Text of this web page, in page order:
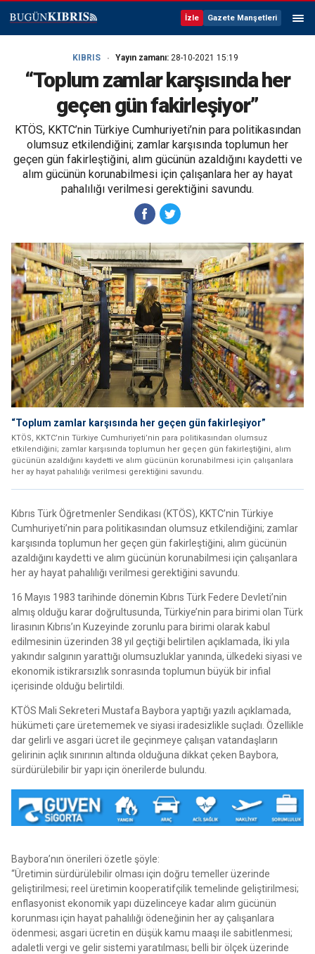
İzle Gazete Manşetleri
KIBRIS Yayın zamanı: 28-10-2021 15:19
“Toplum zamlar karşısında her
geçen gün fakirleşiyor”
KTÖS, KKTC’nin Türkiye Cumhuriyeti’nin para politikasından
olumsuz etkilendiğini; zamlar karşısında toplumun her
geçen gün fakirleştiğini, alım gücünün azaldığını kaydetti ve
alım gücünün korunabilmesi için çalışanlara her ay hayat
pahalılığı verilmesi gerektiğini savundu.
“Toplum zamlar karşısında her geçen gün fakirleşiyor”
KTÖS, KKTC’nin Türkiye Cumhuriyeti’nin para politikasından olumsuz
etkilendiğini; zamlar karşısında toplumun her geçen gün fakirleştiğini, alım
gücünün azaldığını kaydetti ve alım gücünün korunabilmesi için çalışanlara
her ay hayat pahalılığı verilmesi gerektiğini savundu.
Kıbrıs Türk Öğretmenler Sendikası (KTÖS), KKTC’nin Türkiye
Cumhuriyeti’nin para politikasından olumsuz etkilendiğini; zamlar
karşısında toplumun her geçen gün fakirleştiğini, alım gücünün
azaldığını kaydetti ve alım gücünün korunabilmesi için çalışanlara
her ay hayat pahalılığı verilmesi gerektiğini savundu.
16 Mayıs 1983 tarihinde dönemin Kıbrıs Türk Federe Devleti’nin
almış olduğu karar doğrultusunda, Türkiye’nin para birimi olan Türk
lirasının Kıbrıs’ın Kuzeyinde zorunlu para birimi olarak kabul
edilmesinin üzerinden 38 yıl geçtiği belirtilen açıklamada, İki yıla
yakındır salgının yarattığı olumsuzluklar yanında, ülkedeki siyasi ve
ekonomik istikrarsızlık sonrasında toplumun büyük bir infial
içerisinde olduğu belirtildi.
KTÖS Mali Sekreteri Mustafa Baybora yaptığı yazılı açıklamada,
hükümeti çare üretememek ve siyasi iradesizlikle suçladı. Özellikle
dar gelirli ve asgari ücret ile geçinmeye çalışan vatandaşların
gelirinin açlık sınırının altında olduğuna dikkat çeken Baybora,
sürdürülebilir bir yapı için önerilerde bulundu.
Baybora’nın önerileri özetle şöyle:
“Üretimin sürdürülebilir olması için doğru temeller üzerinde
geliştirilmesi; reel üretimin kooperatifçilik temelinde geliştirilmesi;
enflasyonist ekonomik yapı düzelinceye kadar alım gücünün
korunması için hayat pahalılığı ödeneğinin her ay çalışanlara
ödenmesi; asgari ücretin en düşük kamu maaşı ile sabitlenmesi;
adaletli vergi ve gelir sistemi yaratılması; belli bir ölçek üzerinde